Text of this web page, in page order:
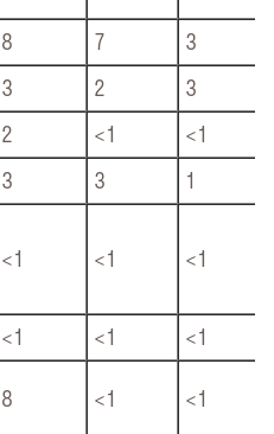
8 7
3
3 2
3
2 <1
<1
3 3
1
<1 <1 <1
<1 <1
<1
8 <1
<1